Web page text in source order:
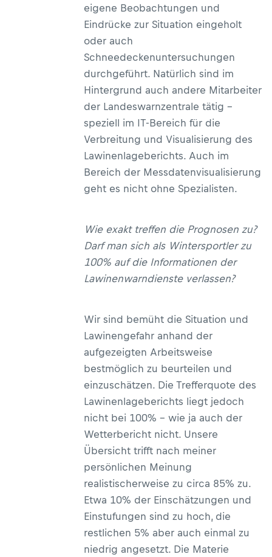
eigene Beobachtungen und
Eindrücke zur Situation eingeholt
oder auch
Schneedeckenuntersuchungen
durchgeführt. Natürlich sind im
Hintergrund auch andere Mitarbeiter
der Landeswarnzentrale tätig –
speziell im IT-Bereich für die
Verbreitung und Visualisierung des
Lawinenlageberichts. Auch im
Bereich der Messdatenvisualisierung
geht es nicht ohne Spezialisten.
Wie exakt treffen die Prognosen zu?
Darf man sich als Wintersportler zu
100% auf die Informationen der
Lawinenwarndienste verlassen?
Wir sind bemüht die Situation und
Lawinengefahr anhand der
aufgezeigten Arbeitsweise
bestmöglich zu beurteilen und
einzuschätzen. Die Trefferquote des
Lawinenlageberichts liegt jedoch
nicht bei 100% – wie ja auch der
Wetterbericht nicht. Unsere
Übersicht trifft nach meiner
persönlichen Meinung
realistischerweise zu circa 85% zu.
Etwa 10% der Einschätzungen und
Einstufungen sind zu hoch, die
restlichen 5% aber auch einmal zu
niedrig angesetzt. Die Materie